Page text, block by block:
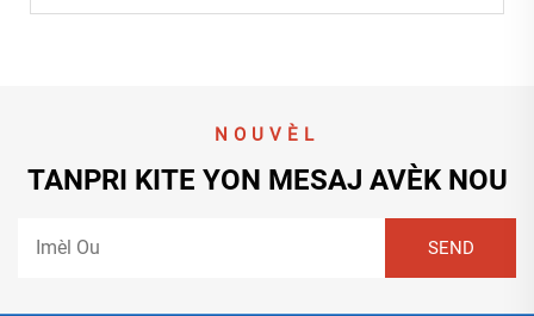
NOUVÈL
TANPRI KITE YON MESAJ AVÈK NOU